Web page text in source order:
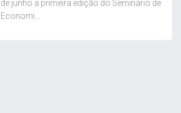
de junho a primeira edição do Seminário de
Economi...